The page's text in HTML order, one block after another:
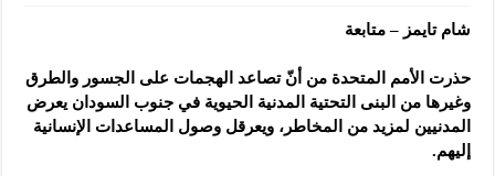
شام تايمز – متابعة
حذرت الأمم المتحدة من أنّ تصاعد الهجمات على الجسور والطرق
وغيرها من البنى ‏التحتية المدنية الحيوية في جنوب السودان يعرض
المدنيين لمزيد من المخاطر، ويعرقل ‏وصول المساعدات الإنسانية
إليهم.‏